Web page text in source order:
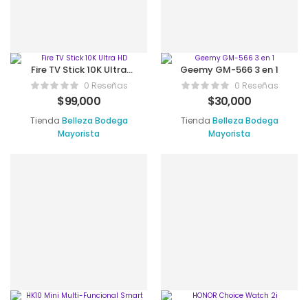
Fire TV Stick 10K Ultra
HD0 Reseñas
$99,000
Tienda Belleza Bodega
Mayorista
Geemy GM-566 3 en 1
0 Reseñas
$30,000
Tienda Belleza Bodega
Mayorista